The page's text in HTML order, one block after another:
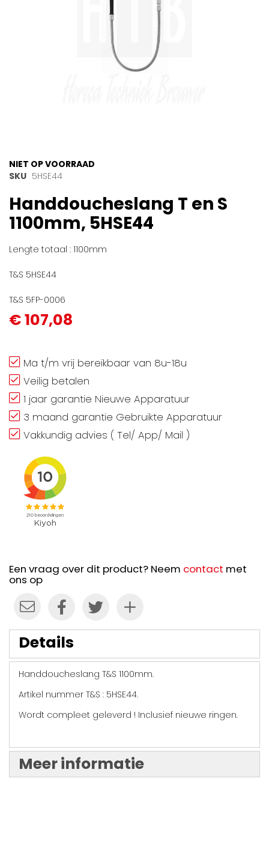
Ga
naar
begin
van
de
gallerij
NIET OP VOORRAAD
SKU 5HSE44
Handdoucheslang T en S
1100mm, 5HSE44
Lengte totaal : 1100mm
T&S 5HSE44
T&S 5FP-0006
€ 107,08
Ma t/m vrij bereikbaar van 8u-18u
Veilig betalen
1 jaar garantie Nieuwe Apparatuur
3 maand garantie Gebruikte Apparatuur
Vakkundig advies ( Tel/ App/ Mail )
Een vraag over dit product? Neem contact met
ons op
Details
Handdoucheslang T&S 1100mm.
Artikel nummer T&S : 5HSE44.
Wordt compleet geleverd ! Inclusief nieuwe ringen.
Meer informatie